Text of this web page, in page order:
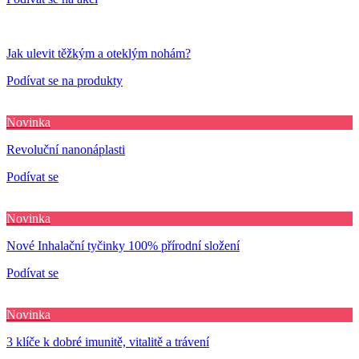
Jak ulevit těžkým a oteklým nohám?
Podívat se na produkty
Novinka
Revoluční nanonáplasti
Podívat se
Novinka
Nové Inhalační tyčinky 100% přírodní složení
Podívat se
Novinka
3 klíče k dobré imunitě, vitalitě a trávení